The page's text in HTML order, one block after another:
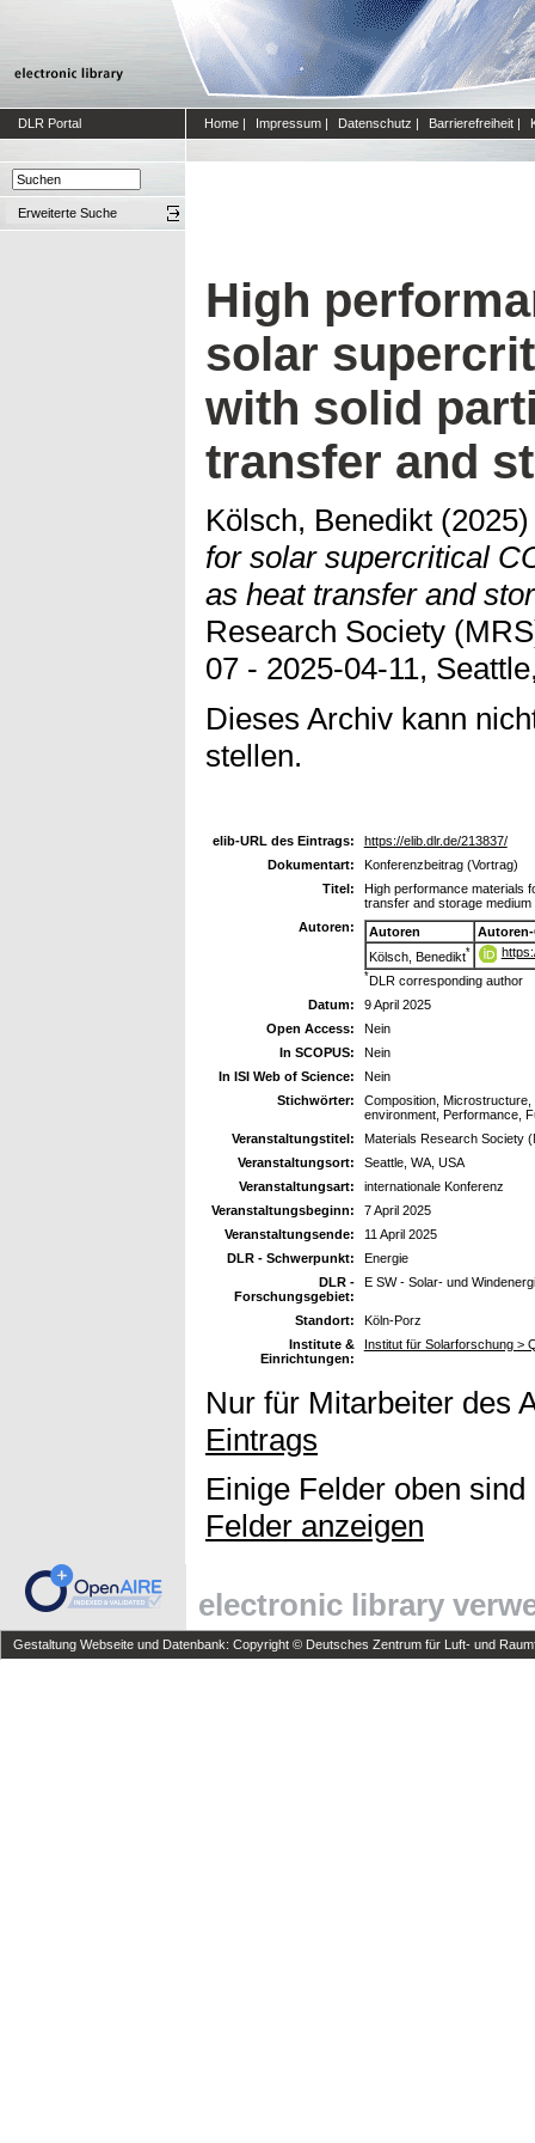
DLR Portal Home | Impressum | Datenschutz | Barrierefreiheit |
Erweiterte Suche
High
solar
with solid
transfer and
Kölsch, Benedikt
for solar supercritical
as heat transfer and
Research Society
07 - 2025-04-11,
Dieses Archiv kann
stellen.
elib-URL des Eintrags:
https://elib.dlr.de/213837/
Dokumentart:
Konferenzbeitrag (Vortrag)
Titel:
High performance materials
transfer and storage medium
Autoren:
Autoren
Autoren-
Kölsch, Benedikt*
*DLR corresponding author
Datum:
9 April 2025
Open Access:
Nein
In SCOPUS:
Nein
In ISI Web of Science:
Nein
Stichwörter:
Composition, Microstructure,
environment, Performance,
Veranstaltungstitel:
Materials Research Society
Veranstaltungsort:
Seattle, WA, USA
Veranstaltungsart:
internationale Konferenz
Veranstaltungsbeginn:
7 April 2025
Veranstaltungsende:
11 April 2025
DLR - Schwerpunkt:
Energie
DLR -
Forschungsgebiet:
E SW - Solar- und
Standort:
Köln-Porz
Institute &
Einrichtungen:
Institut für Solarforschung >
Nur für Mitarbeiter des
Eintrags
Einige Felder oben
Felder anzeigen
electronic library
Gestaltung Webseite und Datenbank: Copyright © Deutsches Zentrum für Luft- und